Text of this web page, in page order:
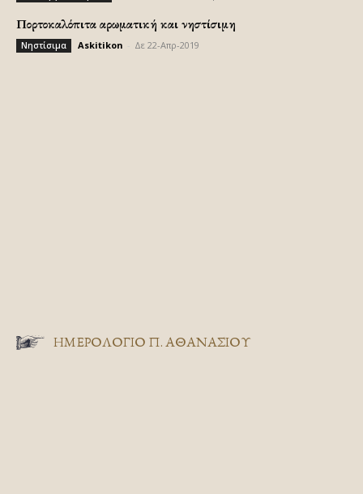
Πορτοκαλόπιτα αρωματική και νηστίσιμη
Νηστίσιμα Askitikon Δε 22-Απρ-2019
ΗΜΕΡΟΛΟΓΙΟ Π. ΑΘΑΝΑΣΙΟΥ